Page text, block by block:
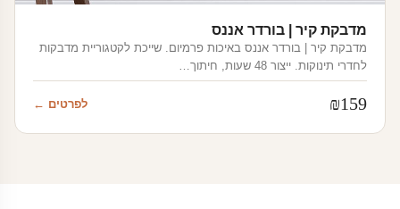
מדבקת קיר | בורדר אננס
מדבקת קיר | בורדר אננס באיכות פרמיום. שייכת לקטגוריית מדבקות
לחדרי תינוקות. ייצור 48 שעות, חיתוך…
₪159 לפרטים ←